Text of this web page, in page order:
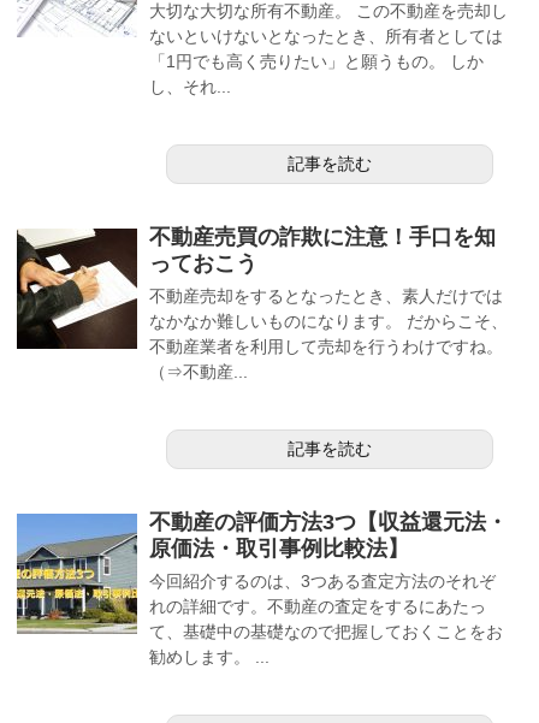
大切な大切な所有不動産。 この不動産を売却し
ないといけないとなったとき、所有者としては
「1円でも高く売りたい」と願うもの。 しか
し、それ...
記事を読む
不動産売買の詐欺に注意！手口を知
っておこう
不動産売却をするとなったとき、素人だけでは
なかなか難しいものになります。 だからこそ、
不動産業者を利用して売却を行うわけですね。
（⇒不動産...
記事を読む
不動産の評価方法3つ【収益還元法・
原価法・取引事例比較法】
今回紹介するのは、3つある査定方法のそれぞ
れの詳細です。不動産の査定をするにあたっ
て、基礎中の基礎なので把握しておくことをお
勧めします。 ...